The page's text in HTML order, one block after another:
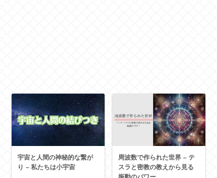
宇宙と人間の神秘的な繋が
り – 私たちは小宇宙
周波数で作られた世界 – テ
スラと密教の教えから見る